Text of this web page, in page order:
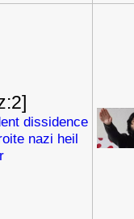
dissidence
nazi heil